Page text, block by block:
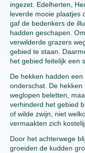
ingezet. Edelherten,
leverde mooie plaatjes
gaf de bedenkers de
hadden geschapen.
verwilderde grazers
gebied te staan.
het gebied feitelijk een
De hekken hadden
onderschat. De
weglopen beletten,
verhinderd het gebied
of wilde zwijn, niet
vermaakten zich
Door het achterwege
groeiden de kudden